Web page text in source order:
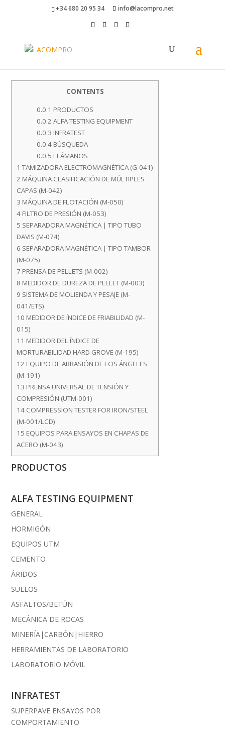
+34 680 20 95 34 info@lacompro.net
CONTENTS
0.0.1 PRODUCTOS
0.0.2 ALFA TESTING EQUIPMENT
0.0.3 INFRATEST
0.0.4 BÚSQUEDA
0.0.5 LLÁMANOS
1 TAMIZADORA ELECTROMAGNÉTICA (G-041)
2 MÁQUINA CLASIFICACIÓN DE MÚLTIPLES
CAPAS (M-042)
3 MÁQUINA DE FLOTACIÓN (M-050)
4 FILTRO DE PRESIÓN (M-053)
5 SEPARADORA MAGNÉTICA | TIPO TUBO
DAVIS (M-074)
6 SEPARADORA MAGNÉTICA | TIPO TAMBOR
(M-075)
7 PRENSA DE PELLETS (M-002)
8 MEDIDOR DE DUREZA DE PELLET (M-003)
9 SISTEMA DE MOLIENDA Y PESAJE (M-
041/ETS)
10 MEDIDOR DE ÍNDICE DE FRIABILIDAD (M-
015)
11 MEDIDOR DEL ÍNDICE DE
MORTURABILIDAD HARD GROVE (M-195)
12 EQUIPO DE ABRASIÓN DE LOS ÁNGELES
(M-191)
13 PRENSA UNIVERSAL DE TENSIÓN Y
COMPRESIÓN (UTM-001)
14 COMPRESSION TESTER FOR IRON/STEEL
(M-001/LCD)
15 EQUIPOS PARA ENSAYOS EN CHAPAS DE
ACERO (M-043)
PRODUCTOS
ALFA TESTING EQUIPMENT
GENERAL
HORMIGÓN
EQUIPOS UTM
CEMENTO
ÁRIDOS
SUELOS
ASFALTOS/BETÚN
MECÁNICA DE ROCAS
MINERÍA|CARBÓN|HIERRO
HERRAMIENTAS DE LABORATORIO
LABORATORIO MÓVIL
INFRATEST
SUPERPAVE ENSAYOS POR
COMPORTAMIENTO